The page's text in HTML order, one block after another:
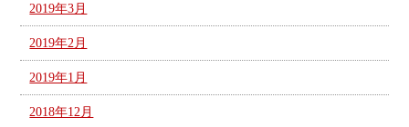
2019年3月
2019年2月
2019年1月
2018年12月